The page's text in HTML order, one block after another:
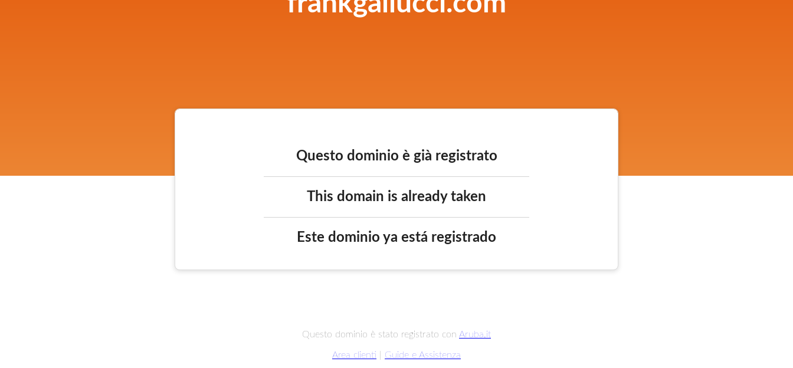
Questo dominio è già registrato
This domain is already taken
Este dominio ya está registrado
Questo dominio è stato registrato con Aruba.it
Area clienti Guide e Assistenza